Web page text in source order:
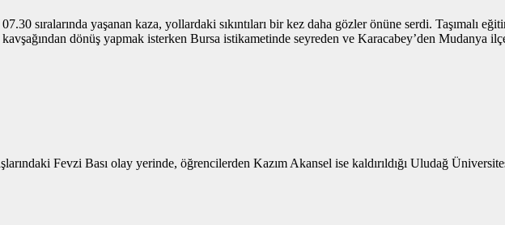
sıralarında yaşanan kaza, yollardaki sıkıntıları bir kez daha gözler önüne serdi. Taşımalı
dönüş yapmak isterken Bursa istikametinde seyreden ve Karacabey’den Mudanya
Fevzi Bası olay yerinde, öğrencilerden Kazım Akansel ise kaldırıldığı Uludağ